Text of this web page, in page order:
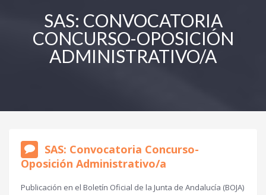
SAS: CONVOCATORIA
CONCURSO-OPOSICIÓN
ADMINISTRATIVO/A
SAS: Convocatoria Concurso-
Oposición Administrativo/a
Publicación en el Boletín Oficial de la Junta de Andalucía (BOJA)